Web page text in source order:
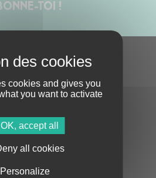
TOI !
À LA NEWSLETTER
j’accepte la Politique de confidentialité
cookies and gives you
you want to activate
OK, accept all
all cookies
Personalize